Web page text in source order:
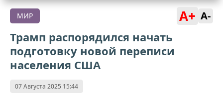
МИР A+ A-
Трамп распорядился начать
подготовку новой переписи
населения США
07 Августа 2025 15:44